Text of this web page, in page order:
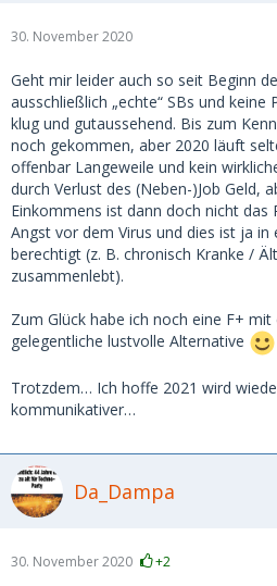
30. November 2020
Geht mir leider auch so seit Beginn
ausschließlich „echte“ SBs und
klug und gutaussehend. Bis zum
noch gekommen, aber 2020 läuft
offenbar Langeweile und kein
durch Verlust des (Neben-)Job Geld,
Einkommens ist dann doch nicht das
Angst vor dem Virus und dies ist ja in
berechtigt (z. B. chronisch Kranke /
zusammenlebt).
Zum Glück habe ich noch eine F+
gelegentliche lustvolle Alternative
Trotzdem… Ich hoffe 2021 wird
kommunikativer…
Da_Dampa
30. November 2020 +2